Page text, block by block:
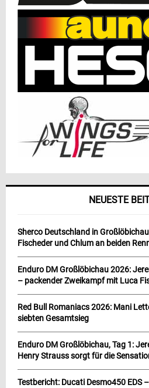
NEUESTE
Sherco Deutschland in
Fischeder und Chlum an beiden
Enduro DM Großlöbichau 2026:
– packender Zweikampf mit Luca
Red Bull Romaniacs 2026: Mani
siebten Gesamtsieg
Enduro DM Großlöbichau, Tag 1:
Henry Strauss sorgt für die
Testbericht: Ducati Desmo450 EDS